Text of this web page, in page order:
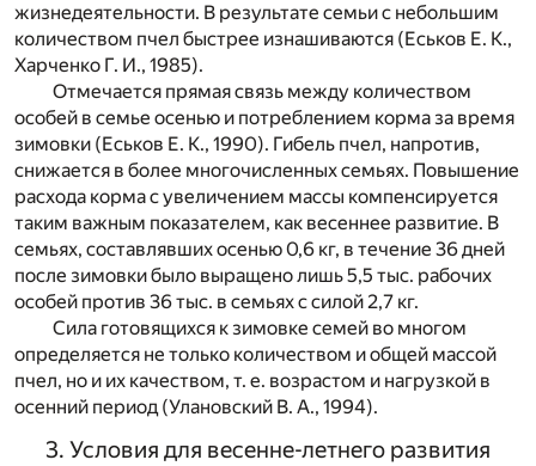
жизнедеятельности. В результате семьи с небольшим
количеством пчел быстрее изнашиваются (Еськов Е. К.,
Харченко Г. И., 1985).
Отмечается прямая связь между количеством
особей в семье осенью и потреблением корма за время
зимовки (Еськов Е. К., 1990). Гибель пчел, напротив,
снижается в более многочисленных семьях. Повышение
расхода корма с увеличением массы компенсируется
таким важным показателем, как весеннее развитие. В
семьях, составлявших осенью 0,6 кг, в течение 36 дней
после зимовки было выращено лишь 5,5 тыс. рабочих
особей против 36 тыс. в семьях с силой 2,7 кг.
Сила готовящихся к зимовке семей во многом
определяется не только количеством и общей массой
пчел, но и их качеством, т. е. возрастом и нагрузкой в
осенний период (Улановский В. А., 1994).
3. Условия для весенне-летнего развития